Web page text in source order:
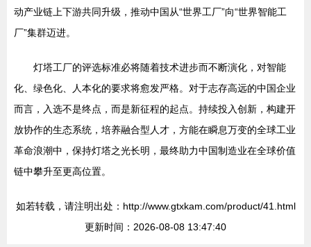
动产业链上下游共同升级，推动中国从“世界工厂”向“世界智能工
厂”集群迈进。
灯塔工厂的评选标准必将随着技术进步而不断演化，对智能
化、绿色化、人本化的要求将愈发严格。对于志存高远的中国企业
而言，入选不是终点，而是新征程的起点。持续投入创新，构建开
放协作的生态系统，培养融合型人才，方能在瞬息万变的全球工业
革命浪潮中，保持灯塔之光长明，最终助力中国制造业在全球价值
链中攀升至更高位置。
如若转载，请注明出处：http://www.gtxkam.com/product/41.html
更新时间：2026-08-08 13:47:40